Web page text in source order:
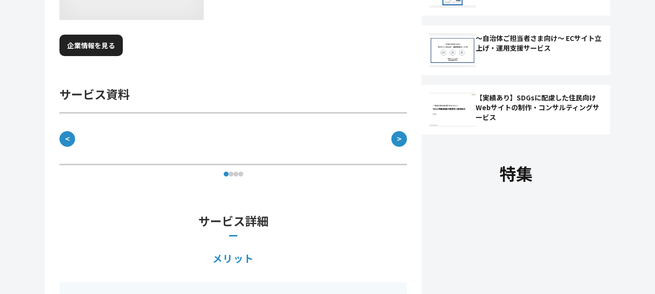
企業情報を見る
サービス資料
＜ ＞
サービス詳細
メリット
～自治体ご担当者さま向け～ ECサイト立
上げ・運用支援サービス
【実績あり】SDGsに配慮した住民向け
Webサイトの制作・コンサルティングサ
ービス
特集